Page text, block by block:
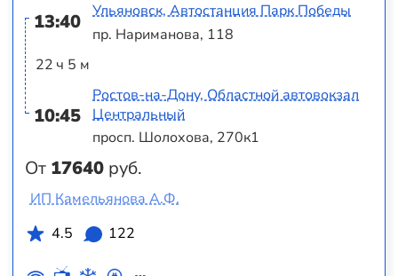
13:40
22 ч 5 м
10:45
От 17640 руб.
Ульяновск, Автостанция Парк Победы
пр. Нариманова, 118
Ростов-на-Дону, Областной автовокзал
Центральный
просп. Шолохова, 270к1
ИП Камельянова А.Ф.
4.5
122